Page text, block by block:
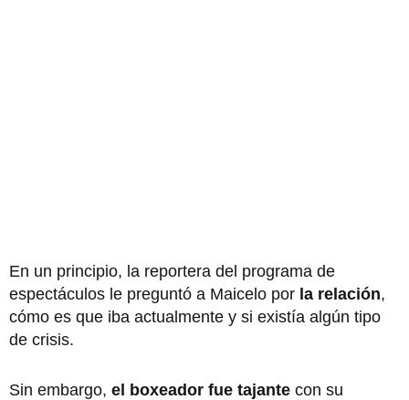
En un principio, la reportera del programa de
espectáculos le preguntó a Maicelo por la relación,
cómo es que iba actualmente y si existía algún tipo
de crisis.
Sin embargo, el boxeador fue tajante con su